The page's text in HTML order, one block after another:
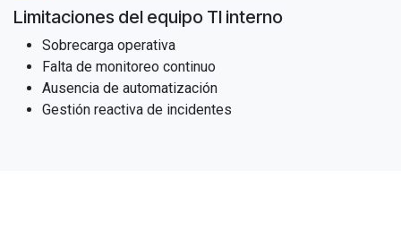
Limitaciones del equipo TI interno
Sobrecarga operativa
Falta de monitoreo continuo
Ausencia de automatización
Gestión reactiva de incidentes